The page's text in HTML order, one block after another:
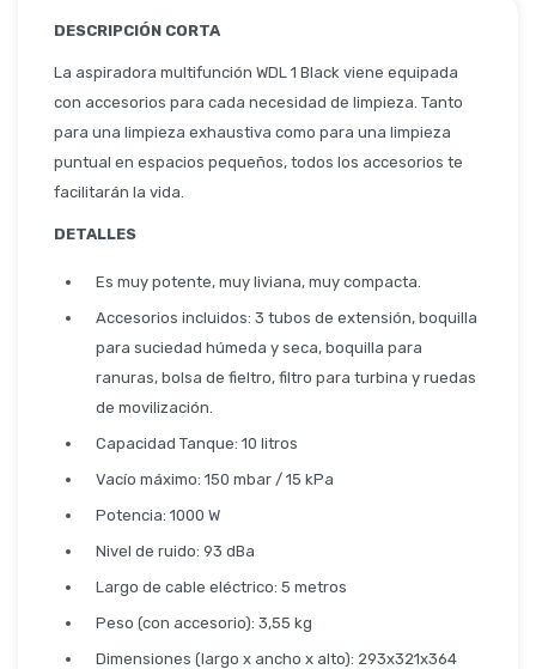
DESCRIPCIÓN CORTA
La aspiradora multifunción WDL 1 Black viene equipada
con accesorios para cada necesidad de limpieza. Tanto
para una limpieza exhaustiva como para una limpieza
puntual en espacios pequeños, todos los accesorios te
facilitarán la vida.
DETALLES
Es muy potente, muy liviana, muy compacta.
Accesorios incluidos: 3 tubos de extensión, boquilla
para suciedad húmeda y seca, boquilla para
ranuras, bolsa de fieltro, filtro para turbina y ruedas
de movilización.
Capacidad Tanque: 10 litros
Vacío máximo: 150 mbar / 15 kPa
Potencia: 1000 W
Nivel de ruido: 93 dBa
Largo de cable eléctrico: 5 metros
Peso (con accesorio): 3,55 kg
Dimensiones (largo x ancho x alto): 293x321x364
Seguridad